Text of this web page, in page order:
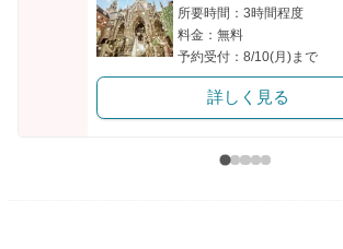
所要時間：3時間程度
料金：無料
予約受付：8/10(月)まで
詳しく見る